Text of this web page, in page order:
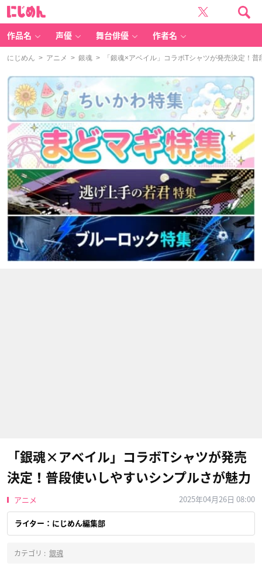
作品名 声優 舞台俳優 作者名
にじめん > アニメ > 銀魂 > 「銀魂×アベイル」コラボTシャツが発売決定！
「銀魂×アベイル」コラボTシャツが発売
決定！普段使いしやすいシンプルさが魅力
アニメ 2025年04月26日 08:00
ライター：にじめん編集部
カテゴリ : 銀魂